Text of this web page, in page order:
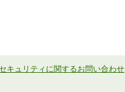
セキュリティに関するお問い合わせ